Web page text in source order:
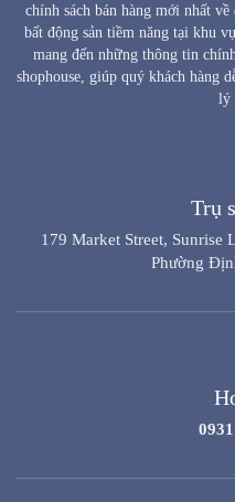
chính sách bán hàng mới nhất
bất động sản tiềm năng tại khu
mang đến những thông tin
shophouse, giúp quý khách hàng
lý
Trụ
179 Market Street,
Phường